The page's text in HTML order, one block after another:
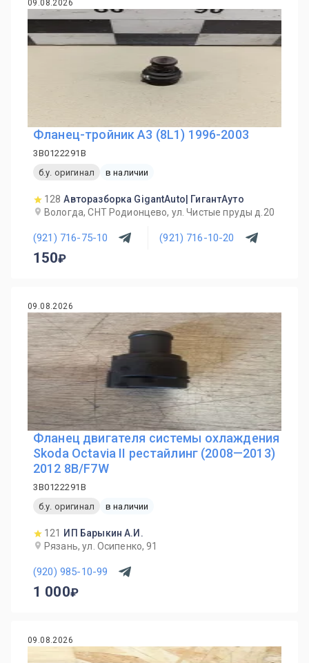
09.08.2026
Фланец-тройник A3 (8L1) 1996-2003
3B0122291B
б.у. оригинал
в наличии
128 Авторазборка GigantAuto| ГигантАуто
Вологда, СНТ Родионцево, ул. Чистые пруды д.20
(921) 716-75-10 (921) 716-10-20
150
09.08.2026
Фланец двигателя системы охлаждения
Skoda Octavia II рестайлинг (2008—2013)
2012 8B/F7W
3B0122291B
б.у. оригинал
в наличии
121
ИП Барыкин А.И.
Рязань, ул. Осипенко, 91
(920) 985-10-99
1 000
09.08.2026